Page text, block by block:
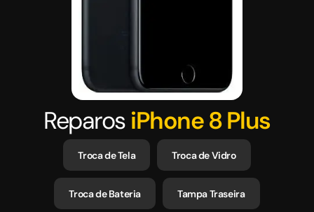
Reparos iPhone 8 Plus
Troca de Tela Troca de Vidro
Troca de Bateria Tampa Traseira